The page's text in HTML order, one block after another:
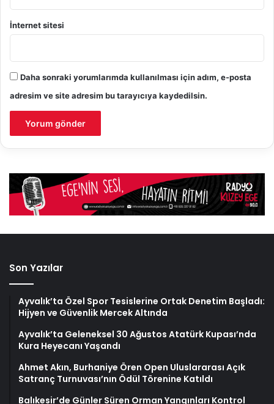
İnternet sitesi
Daha sonraki yorumlarımda kullanılması için adım, e-posta
adresim ve site adresim bu tarayıcıya kaydedilsin.
Son Yazılar
Ayvalık’ta Özel Spor Tesislerine Ortak Denetim Başladı:
Hijyen ve Güvenlik Mercek Altında
Ayvalık’ta Geleneksel 30 Ağustos Atatürk Kupası’nda
Kura Heyecanı Yaşandı
Ahmet Akın, Burhaniye Ören Open Uluslararası Açık
Satranç Turnuvası’nın Ödül Törenine Katıldı
Balıkesir’de Günler Süren Orman Yangınları Kontrol